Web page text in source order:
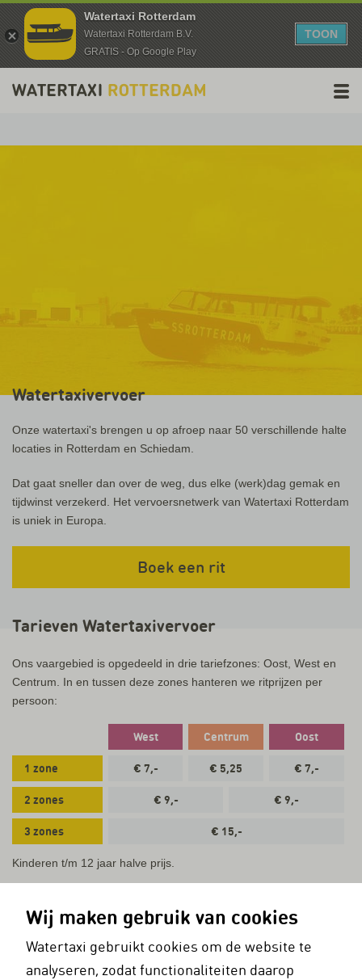
Watertaxivervoer
Onze watertaxi's brengen u op afroep naar 50 verschillende halte
locaties in Rotterdam en Schiedam.
Dat gaat sneller dan over de weg, dus elke (werk)dag gemak en
tijdwinst verzekerd. Het vervoersnetwerk van Watertaxi Rotterdam
is uniek in Europa.
Boek een rit
Tarieven Watertaxivervoer
Ons vaargebied is opgedeeld in drie tariefzones: Oost, West en
Centrum. In en tussen deze zones hanteren we ritprijzen per
persoon:
West Centrum Oost
1 zone € 7,- € 5,25 € 7,-
2 zones € 9,- € 9,-
3 zones € 15,-
Kinderen t/m 12 jaar halve prijs.
Wij maken gebruik van cookies
Watertaxi gebruikt cookies om de website te
analyseren, zodat functionaliteiten daarop
Watertaxi Rotterdam
Watertaxi Rotterdam B.V.
GRATIS - Op Google Play
TOON